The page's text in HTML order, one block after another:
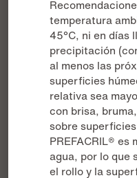
temperatura
45°C, ni en días
precipitación
al menos las
superficies
relativa sea
con brisa,
sobre
PREFACRIL® es
agua, por lo que
el rollo y la